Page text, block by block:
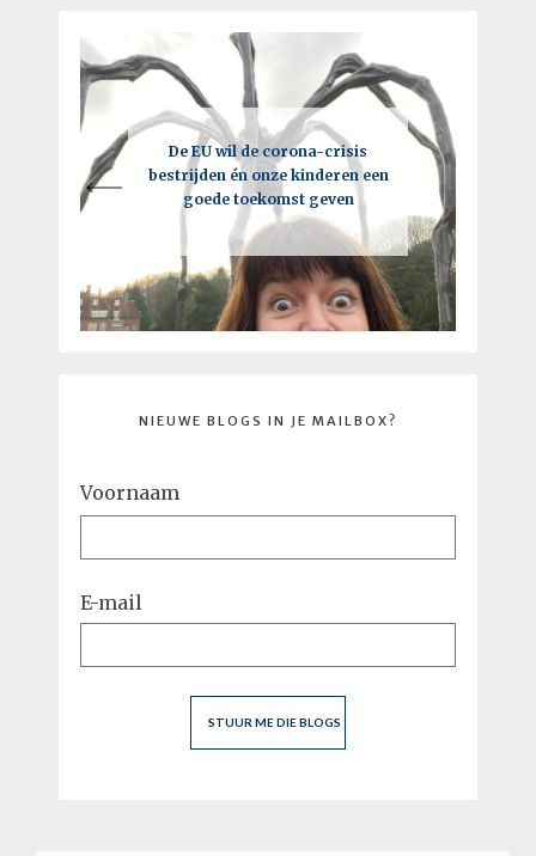
De EU wil de corona-crisis
bestrijden én onze kinderen een
goede toekomst geven
Een intelligente lockdown: hoe
deze crisis tot een kick-ass
toekomst kan leiden
Je moet vooral de regels breken,
maar niet als je de EU bent
NIEUWE BLOGS IN JE MAILBOX?
Voornaam
E-mail